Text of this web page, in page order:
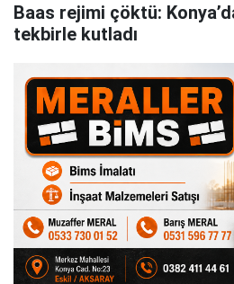
Baas rejimi çöktü:
tekbirle kutladı